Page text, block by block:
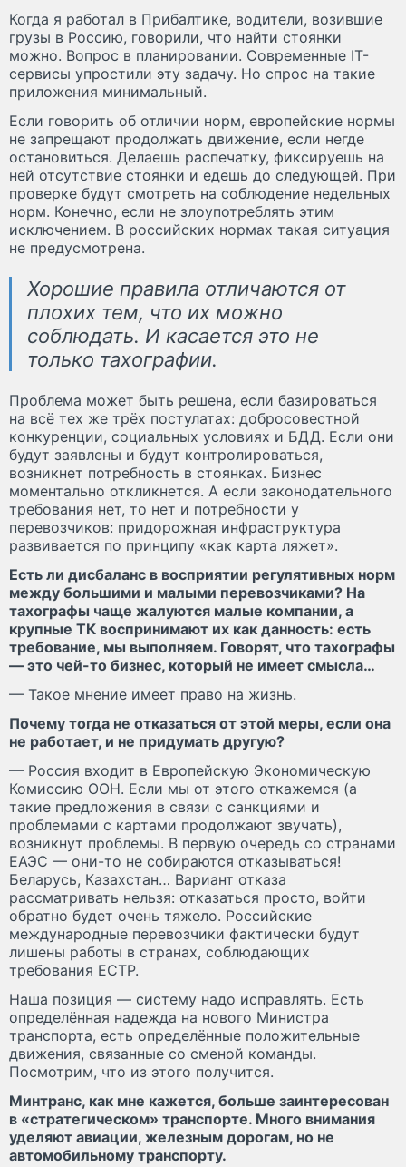
Когда я работал в Прибалтике, водители, возившие
грузы в Россию, говорили, что найти стоянки
можно. Вопрос в планировании. Современные IT-
сервисы упростили эту задачу. Но спрос на такие
приложения минимальный.
Если говорить об отличии норм, европейские нормы
не запрещают продолжать движение, если негде
остановиться. Делаешь распечатку, фиксируешь на
ней отсутствие стоянки и едешь до следующей. При
проверке будут смотреть на соблюдение недельных
норм. Конечно, если не злоупотреблять этим
исключением. В российских нормах такая ситуация
не предусмотрена.
Хорошие правила отличаются от
плохих тем, что их можно
соблюдать. И касается это не
только тахографии.
Проблема может быть решена, если базироваться
на всё тех же трёх постулатах: добросовестной
конкуренции, социальных условиях и БДД. Если они
будут заявлены и будут контролироваться,
возникнет потребность в стоянках. Бизнес
моментально откликнется. А если законодательного
требования нет, то нет и потребности у
перевозчиков: придорожная инфраструктура
развивается по принципу «как карта ляжет».
Есть ли дисбаланс в восприятии регулятивных норм
между большими и малыми перевозчиками? На
тахографы чаще жалуются малые компании, а
крупные ТК воспринимают их как данность: есть
требование, мы выполняем. Говорят, что тахографы
— это чей-то бизнес, который не имеет смысла…
— Такое мнение имеет право на жизнь.
Почему тогда не отказаться от этой меры, если она
не работает, и не придумать другую?
— Россия входит в Европейскую Экономическую
Комиссию ООН. Если мы от этого откажемся (а
такие предложения в связи с санкциями и
проблемами с картами продолжают звучать),
возникнут проблемы. В первую очередь со странами
ЕАЭС — они-то не собираются отказываться!
Беларусь, Казахстан… Вариант отказа
рассматривать нельзя: отказаться просто, войти
обратно будет очень тяжело. Российские
международные перевозчики фактически будут
лишены работы в странах, соблюдающих
требования ЕСТР.
Наша позиция — систему надо исправлять. Есть
определённая надежда на нового Министра
транспорта, есть определённые положительные
движения, связанные со сменой команды.
Посмотрим, что из этого получится.
Минтранс, как мне кажется, больше заинтересован
в «стратегическом» транспорте. Много внимания
уделяют авиации, железным дорогам, но не
автомобильному транспорту.